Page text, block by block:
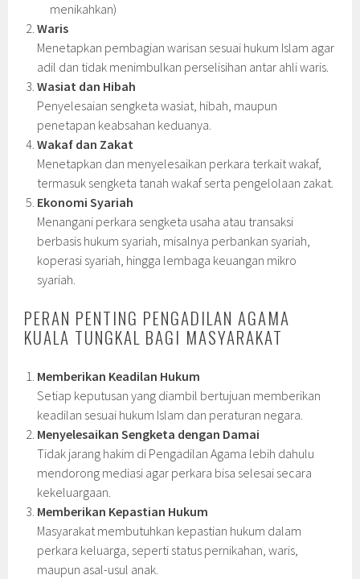
menikahkan)
Waris
Menetapkan pembagian warisan sesuai hukum Islam agar
adil dan tidak menimbulkan perselisihan antar ahli waris.
Wasiat dan Hibah
Penyelesaian sengketa wasiat, hibah, maupun
penetapan keabsahan keduanya.
Wakaf dan Zakat
Menetapkan dan menyelesaikan perkara terkait wakaf,
termasuk sengketa tanah wakaf serta pengelolaan zakat.
Ekonomi Syariah
Menangani perkara sengketa usaha atau transaksi
berbasis hukum syariah, misalnya perbankan syariah,
koperasi syariah, hingga lembaga keuangan mikro
syariah.
PERAN PENTING PENGADILAN AGAMA
KUALA TUNGKAL BAGI MASYARAKAT
Memberikan Keadilan Hukum
Setiap keputusan yang diambil bertujuan memberikan
keadilan sesuai hukum Islam dan peraturan negara.
Menyelesaikan Sengketa dengan Damai
Tidak jarang hakim di Pengadilan Agama lebih dahulu
mendorong mediasi agar perkara bisa selesai secara
kekeluargaan.
Memberikan Kepastian Hukum
Masyarakat membutuhkan kepastian hukum dalam
perkara keluarga, seperti status pernikahan, waris,
maupun asal-usul anak.